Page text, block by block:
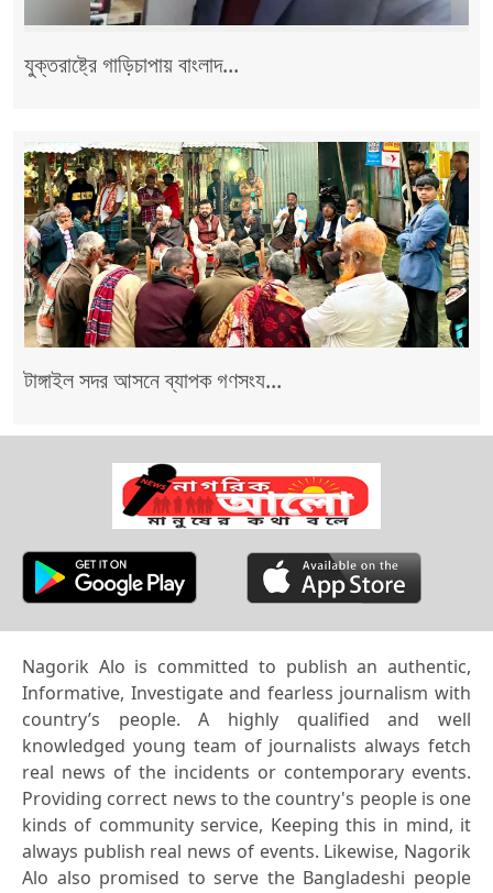
যুক্তরাষ্ট্রে গাড়িচাপায় বাংলাদ...
টাঙ্গাইল সদর আসনে ব্যাপক গণসংয...
Nagorik Alo is committed to publish an authentic,
Informative, Investigate and fearless journalism with
country’s people. A highly qualified and well
knowledged young team of journalists always fetch
real news of the incidents or contemporary events.
Providing correct news to the country's people is one
kinds of community service, Keeping this in mind, it
always publish real news of events. Likewise, Nagorik
Alo also promised to serve the Bangladeshi people